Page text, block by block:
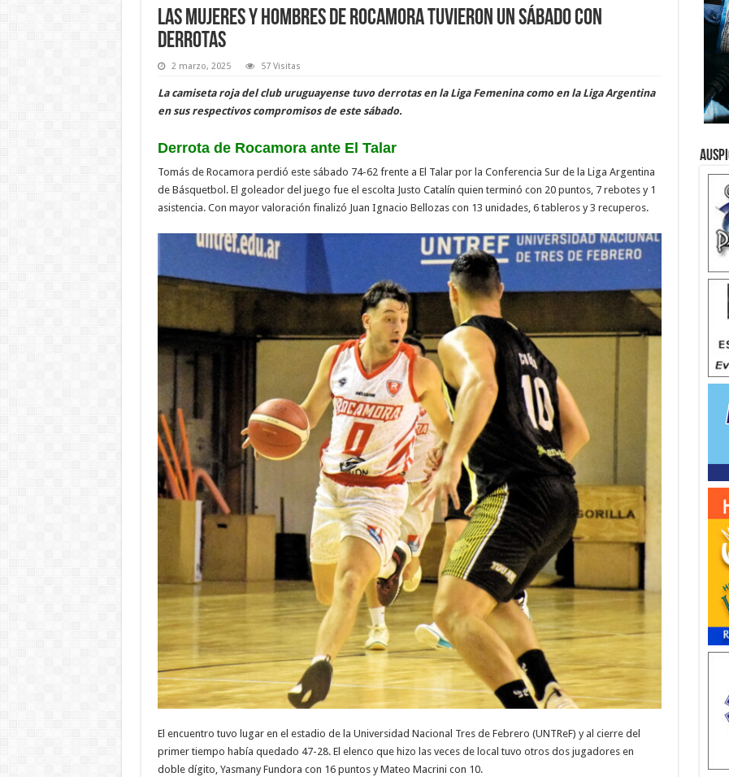
Las mujeres y hombres de Rocamora tuvieron un sábado con
derrotas
2 marzo, 2025 57 Visitas
La camiseta roja del club uruguayense tuvo derrotas en la Liga Femenina como en la Liga Argentina
en sus respectivos compromisos de este sábado.
Derrota de Rocamora ante El Talar
Tomás de Rocamora perdió este sábado 74-62 frente a El Talar por la Conferencia Sur de la Liga Argentina
de Básquetbol. El goleador del juego fue el escolta Justo Catalín quien terminó con 20 puntos, 7 rebotes y 1
asistencia. Con mayor valoración finalizó Juan Ignacio Bellozas con 13 unidades, 6 tableros y 3 recuperos.
El encuentro tuvo lugar en el estadio de la Universidad Nacional Tres de Febrero (UNTReF) y al cierre del
primer tiempo había quedado 47-28. El elenco que hizo las veces de local tuvo otros dos jugadores en
doble dígito, Yasmany Fundora con 16 puntos y Mateo Macrini con 10.